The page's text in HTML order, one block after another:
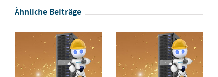
Ähnliche Beiträge